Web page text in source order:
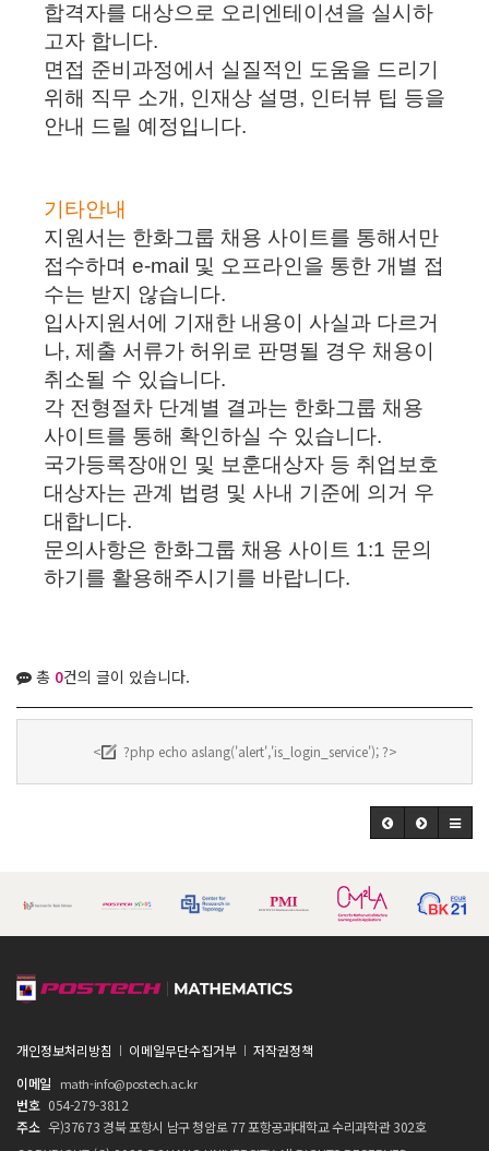
합격자를 대상으로 오리엔테이션을 실시하
고자 합니다.
면접 준비과정에서 실질적인 도움을 드리기
위해 직무 소개, 인재상 설명, 인터뷰 팁 등을
안내 드릴 예정입니다.
기타안내
지원서는 한화그룹 채용 사이트를 통해서만
접수하며 e-mail 및 오프라인을 통한 개별 접
수는 받지 않습니다.
입사지원서에 기재한 내용이 사실과 다르거
나, 제출 서류가 허위로 판명될 경우 채용이
취소될 수 있습니다.
각 전형절차 단계별 결과는 한화그룹 채용
사이트를 통해 확인하실 수 있습니다.
국가등록장애인 및 보훈대상자 등 취업보호
대상자는 관계 법령 및 사내 기준에 의거 우
대합니다.
문의사항은 한화그룹 채용 사이트 1:1 문의
하기를 활용해주시기를 바랍니다.
총 0건의 글이 있습니다.
< ?php echo aslang('alert','is_login_service'); ?>
개인정보처리방침 이메일무단수집거부
저작권정책
이메일
math-info@postech.ac.kr
번호 054-279-3812
주소 우)37673 경북 포항시 남구 청암로 77 포항공과대학교 수리과학관 302호